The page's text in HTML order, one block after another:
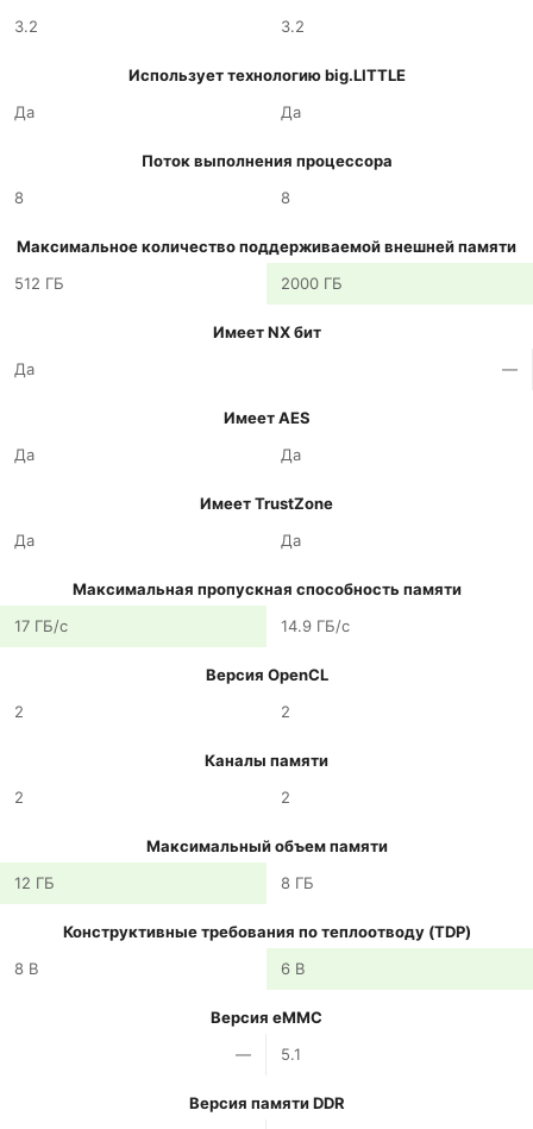
3.2
3.2
Использует технологию big.LITTLE
Да
Да
Поток выполнения процессора
8
8
Максимальное количество поддерживаемой внешней памяти
512 ГБ
2000 ГБ
Имеет NX бит
Да
—
Имеет AES
Да
Да
Имеет TrustZone
Да
Да
Максимальная пропускная способность памяти
17 ГБ/с
14.9 ГБ/с
Версия OpenCL
2
2
Каналы памяти
2
2
Максимальный объем памяти
12 ГБ
8 ГБ
Конструктивные требования по теплоотводу (TDP)
8 В
6 В
Версия eMMC
—
5.1
Версия памяти DDR